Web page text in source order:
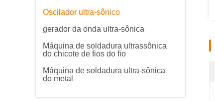
Oscilador ultra-sônico
gerador da onda ultra-sônica
Máquina de soldadura ultrassônica
do chicote de fios do fio
Máquina de soldadura ultra-sônica
do metal